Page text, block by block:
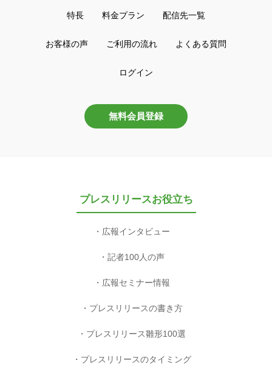
特長 料金プラン 配信先一覧
お客様の声 ご利用の流れ よくある質問
ログイン
無料会員登録
プレスリリースお役立ち
広報インタビュー
記者100人の声
広報セミナー情報
プレスリリースの書き方
プレスリリース雛形100選
プレスリリースのタイミング